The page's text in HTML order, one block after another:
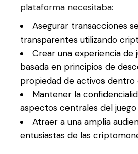
plataforma necesitaba:
Asegurar transacciones
transparentes utilizando
Crear una experiencia de
basada en principios de
propiedad de activos dentro
Mantener la
aspectos centrales del juego
Atraer a una amplia
entusiastas de las